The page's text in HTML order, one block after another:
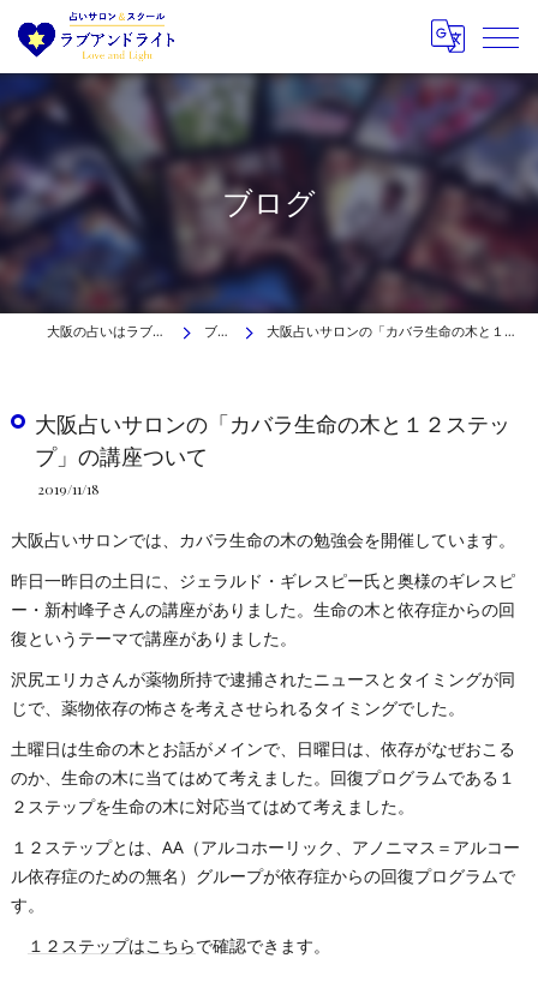
ブログ
大阪の占いはラブアンドライト ブログ 大阪占いサロンの「カバラ生命の木と１２ステップ」の講座ついて
大阪占いサロンの「カバラ生命の木と１２ステッ
プ」の講座ついて
2019/11/18
大阪占いサロンでは、カバラ生命の木の勉強会を開催しています。
昨日一昨日の土日に、ジェラルド・ギレスピー氏と奥様のギレスピ
ー・新村峰子さんの講座がありました。生命の木と依存症からの回
復というテーマで講座がありました。
沢尻エリカさんが薬物所持で逮捕されたニュースとタイミングが同
じで、薬物依存の怖さを考えさせられるタイミングでした。
土曜日は生命の木とお話がメインで、日曜日は、依存がなぜおこる
のか、生命の木に当てはめて考えました。回復プログラムである１
２ステップを生命の木に対応当てはめて考えました。
１２ステップとは、AA（アルコホーリック、アノニマス＝アルコー
ル依存症のための無名）グループが依存症からの回復プログラムで
す。
１２ステップはこちらで確認できます。